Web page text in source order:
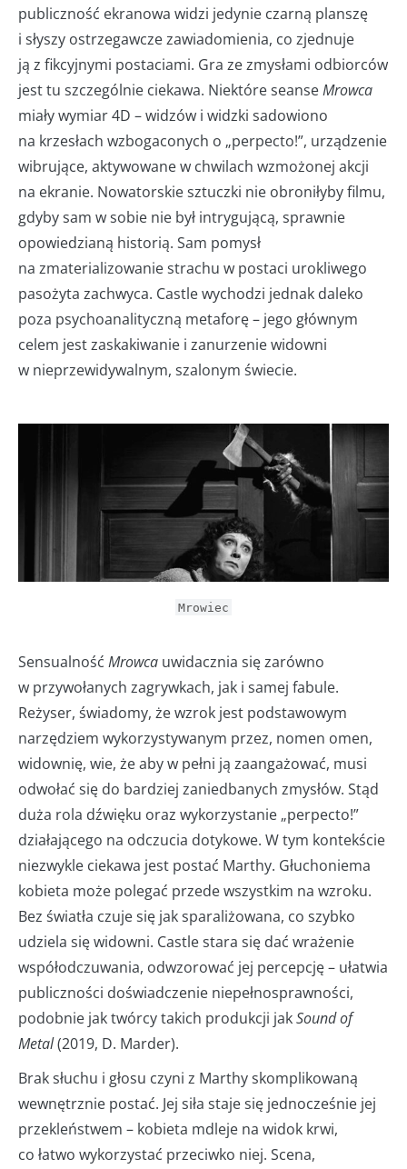
publiczność ekranowa widzi jedynie czarną planszę
i słyszy ostrzegawcze zawiadomienia, co zjednuje
ją z fikcyjnymi postaciami. Gra ze zmysłami odbiorców
jest tu szczególnie ciekawa. Niektóre seanseMrowca
miały wymiar 4D – widzów i widzki sadowiono
na krzesłach wzbogaconych o „perpecto!”, urządzenie
wibrujące, aktywowane w chwilach wzmożonej akcji
na ekranie. Nowatorskie sztuczki nie obroniłyby filmu,
gdyby sam w sobie nie był intrygującą, sprawnie
opowiedzianą historią. Sam pomysł
na zmaterializowanie strachu w postaci urokliwego
pasożyta zachwyca. Castle wychodzi jednak daleko
poza psychoanalityczną metaforę – jego głównym
celem jest zaskakiwanie i zanurzenie widowni
w nieprzewidywalnym, szalonym świecie.
Mrowiec
Sensualność Mrowca uwidacznia się zarówno
w przywołanych zagrywkach, jak i samej fabule.
Reżyser, świadomy, że wzrok jest podstawowym
narzędziem wykorzystywanym przez, nomen omen,
widownię, wie, że aby w pełni ją zaangażować, musi
odwołać się do bardziej zaniedbanych zmysłów. Stąd
duża rola dźwięku oraz wykorzystanie „perpecto!”
działającego na odczucia dotykowe. W tym kontekście
niezwykle ciekawa jest postać Marthy. Głuchoniema
kobieta może polegać przede wszystkim na wzroku.
Bez światła czuje się jak sparaliżowana, co szybko
udziela się widowni. Castle stara się dać wrażenie
współodczuwania, odwzorować jej percepcję – ułatwia
publiczności doświadczenie niepełnosprawności,
podobnie jak twórcy takich produkcji jakSound of
Metal(2019, D. Marder).
Brak słuchu i głosu czyni z Marthy skomplikowaną
wewnętrznie postać. Jej siła staje się jednocześnie jej
przekleństwem – kobieta mdleje na widok krwi,
co łatwo wykorzystać przeciwko niej. Scena,